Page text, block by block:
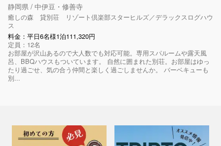
静岡県 / 中伊豆・修善寺
癒しの森 貸別荘 リゾート倶楽部スターヒルズ／デラックスログハウ
ス
料金：平日6名様1泊111,320円
定員：12名
お部屋が沢山あるので大人数でも対応可能。専用スパルームや露天風
呂、BBQハウスもついています。 自然に囲まれた別荘。お部屋はゆっ
たり過ごせ、気の合う仲間と楽しく過ごしませんか。 バーベキューも
別...